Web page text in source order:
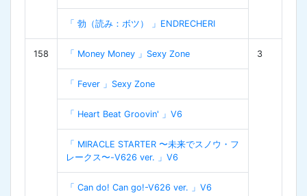
「 勃（読み：ボツ） 」ENDRECHERI
158 「 Money Money 」Sexy Zone 3
「 Fever 」Sexy Zone
「 Heart Beat Groovin' 」V6
「 MIRACLE STARTER 〜未来でスノウ・フ
レークス〜-V626 ver. 」V6
「 Can do! Can go!-V626 ver. 」V6